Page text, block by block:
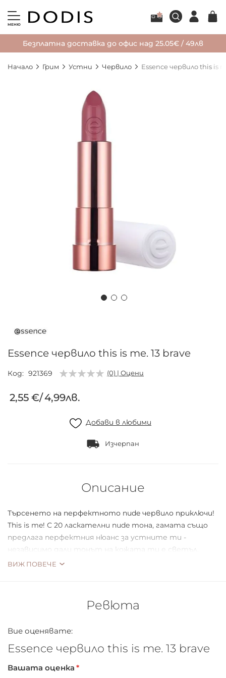
МЕНЮ
Безплатна доставка до офис над 25.05€ / 49лв
Начало Грим Устни Червило Essence червило this is
началото
галерия
със
Essence червило this is me. 13 brave
Код 921369 (0) | Оцени
2,55 €/4,99лв.
Добави в любими
Изчерпан
Описание
Търсенето на перфектното nude червило приключи!
This is me! С 20 ласкателни nude тона, гамата също
предлага перфектния нюанс за устните ти -
независимо дали тонът на кожата ти е светъл,
среден, с тен или по-тъмен. Полу-матовата
устните и ноктите перфектното бюти съчетание
*Цветът на капачката може да се различава
ВИЖ ПОВЕЧЕ
Ревюта
Вие оценявате:
Essence червило this is me. 13 brave
Вашата оценка